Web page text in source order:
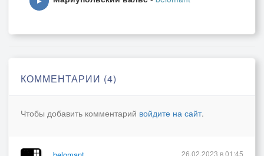
КОММЕНТАРИИ (4)
Чтобы добавить комментарий войдите на сайт.
26.02.2023 в 01:45